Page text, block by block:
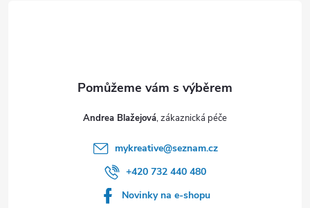
Andrea Blažejová
mykreative@seznam.cz
+420 732 440 480
Novinky na e-shopu